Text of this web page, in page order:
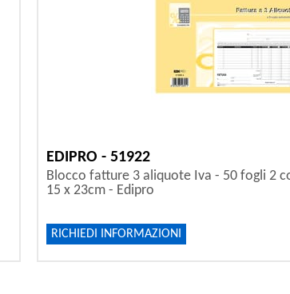
EDIPRO - 51922
Blocco fatture 3 aliquote Iva - 50 fogli 2
15 x 23cm - Edipro
RICHIEDI INFORMAZIONI